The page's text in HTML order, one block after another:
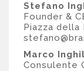
Stefano
Founder &
Piazza della
Marco
Consulente